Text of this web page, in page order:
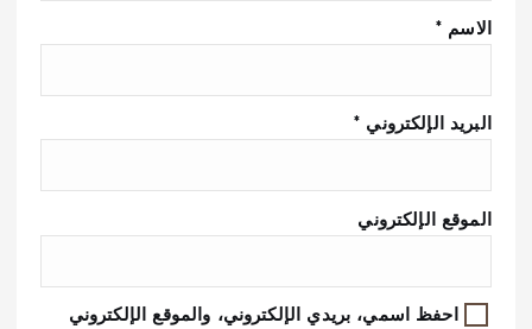
الاسم
البريد الإلكتروني
الموقع الإلكتروني
احفظ اسمي، بريدي الإلكتروني، والموقع الإلكتروني